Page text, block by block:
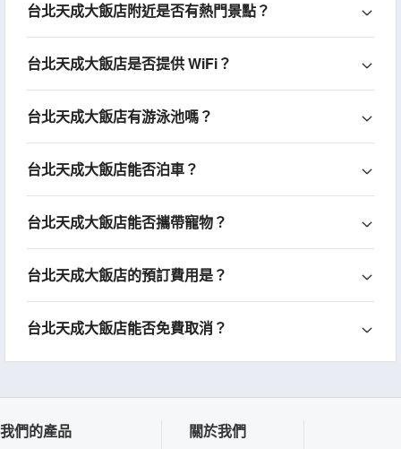
台北天成大飯店附近是否有熱門景點？
台北天成大飯店是否提供 WiFi？
台北天成大飯店有游泳池嗎？
台北天成大飯店能否泊車？
台北天成大飯店能否攜帶寵物？
台北天成大飯店的預訂費用是？
台北天成大飯店能否免費取消？
我們的產品 關於我們